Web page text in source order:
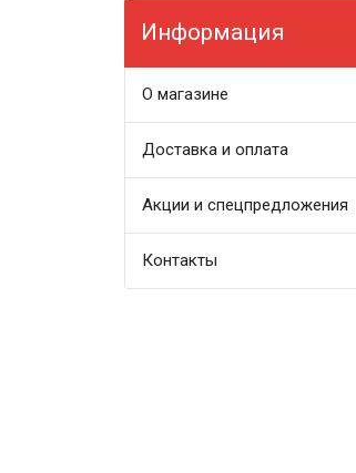
Информация
О магазине
Доставка и оплата
Акции и спецпредложения
Контакты